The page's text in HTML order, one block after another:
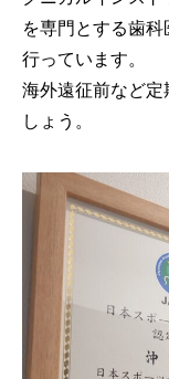
を専門とする歯
行っています。
海外遠征前など定
しょう。